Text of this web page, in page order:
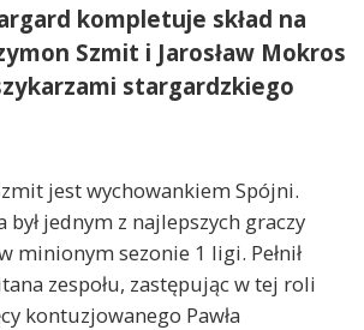
kompletuje skład na
Szmit i Jarosław Mokros
stargardzkiego
jest wychowankiem Spójni.
był jednym z najlepszych graczy
minionym sezonie 1 ligi. Pełnił
zespołu, zastępując w tej roli
kontuzjowanego Pawła